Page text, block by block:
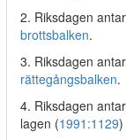
2. Riksdagen
brottsbalken.
3. Riksdagen
rättegångsbalken.
4. Riksdagen
lagen (1991:1129)